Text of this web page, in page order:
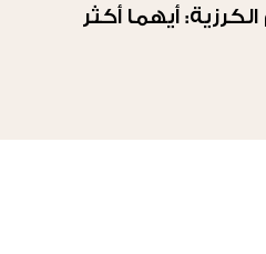
أيهما أكثر